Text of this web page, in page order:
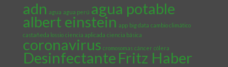
adn agua agua perú agua potable
albert einstein app big data cambio climático
castañeda lossio ciencia aplicada ciencia básica
coronavirus cromosomas cáncer cólera
Desinfectante Fritz Haber